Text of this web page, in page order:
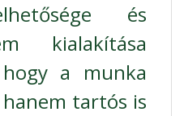
és
kialakítása
a munka
tartós is